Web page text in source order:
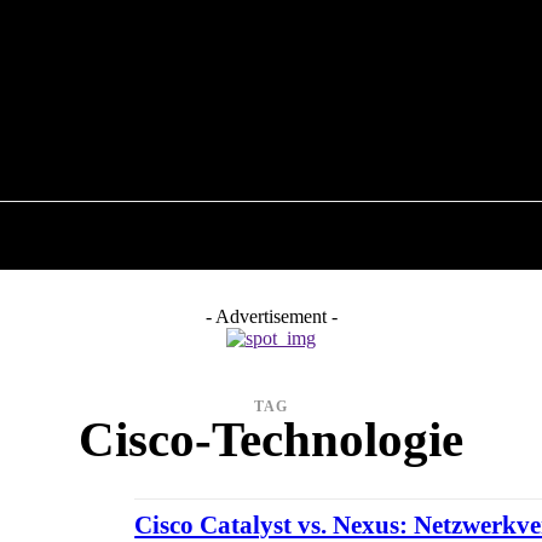
- Advertisement -
TAG
Cisco-Technologie
Cisco Catalyst vs. Nexus: